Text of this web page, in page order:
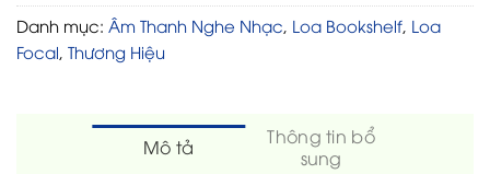
Danh mục: Âm Thanh Nghe Nhạc Loa Bookshelf Loa
Focal Thương Hiệu
Mô tả
Thông tin bổ
sung